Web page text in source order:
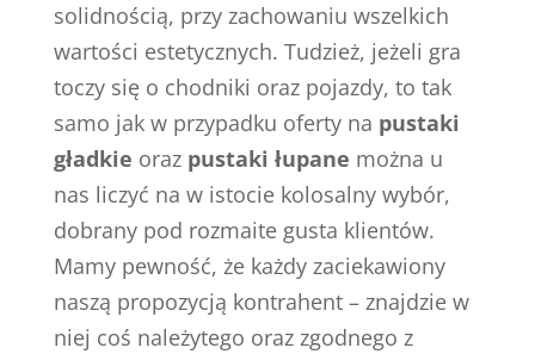
solidnością, przy zachowaniu wszelkich
wartości estetycznych. Tudzież, jeżeli gra
toczy się o chodniki oraz pojazdy, to tak
samo jak w przypadku oferty na pustaki
gładkie oraz pustaki łupane można u
nas liczyć na w istocie kolosalny wybór,
dobrany pod rozmaite gusta klientów.
Mamy pewność, że każdy zaciekawiony
naszą propozycją kontrahent – znajdzie w
niej coś należytego oraz zgodnego z